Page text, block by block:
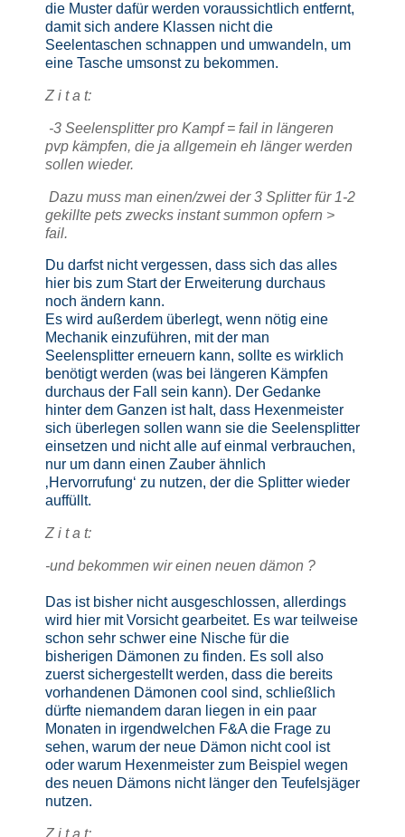
die Muster dafür werden voraussichtlich entfernt,
damit sich andere Klassen nicht die
Seelentaschen schnappen und umwandeln, um
eine Tasche umsonst zu bekommen.
Z i t a t:
-3 Seelensplitter pro Kampf = fail in längeren
pvp kämpfen, die ja allgemein eh länger werden
sollen wieder.
Dazu muss man einen/zwei der 3 Splitter für 1-2
gekillte pets zwecks instant summon opfern >
fail.
Du darfst nicht vergessen, dass sich das alles
hier bis zum Start der Erweiterung durchaus
noch ändern kann.
Es wird außerdem überlegt, wenn nötig eine
Mechanik einzuführen, mit der man
Seelensplitter erneuern kann, sollte es wirklich
benötigt werden (was bei längeren Kämpfen
durchaus der Fall sein kann). Der Gedanke
hinter dem Ganzen ist halt, dass Hexenmeister
sich überlegen sollen wann sie die Seelensplitter
einsetzen und nicht alle auf einmal verbrauchen,
nur um dann einen Zauber ähnlich
‚Hervorrufung‘ zu nutzen, der die Splitter wieder
auffüllt.
Z i t a t:
-und bekommen wir einen neuen dämon ?
Das ist bisher nicht ausgeschlossen, allerdings
wird hier mit Vorsicht gearbeitet. Es war teilweise
schon sehr schwer eine Nische für die
bisherigen Dämonen zu finden. Es soll also
zuerst sichergestellt werden, dass die bereits
vorhandenen Dämonen cool sind, schließlich
dürfte niemandem daran liegen in ein paar
Monaten in irgendwelchen F&A die Frage zu
sehen, warum der neue Dämon nicht cool ist
oder warum Hexenmeister zum Beispiel wegen
des neuen Dämons nicht länger den Teufelsjäger
nutzen.
Z i t a t: